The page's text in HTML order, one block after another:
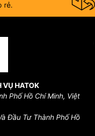
rẻ.
VỤ HATOK
Phố Hồ Chí Minh, Việt
Đầu Tư Thành Phố Hồ